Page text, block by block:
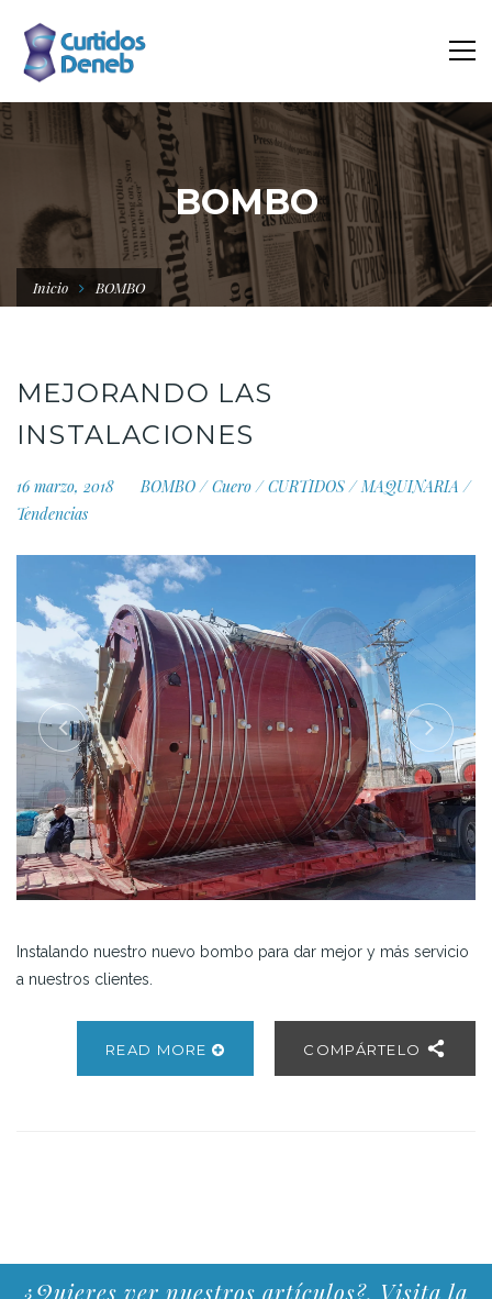
BOMBO
Inicio BOMBO
MEJORANDO LAS
INSTALACIONES
16 marzo, 2018 BOMBO/Cuero/CURTIDOS/MAQUINARIA /
Tendencias
Instalando nuestro nuevo bombo para dar mejor y más servicio
a nuestros clientes.
READ MORE COMPÁRTELO
¿Quieres ver nuestros artículos?. Visita la